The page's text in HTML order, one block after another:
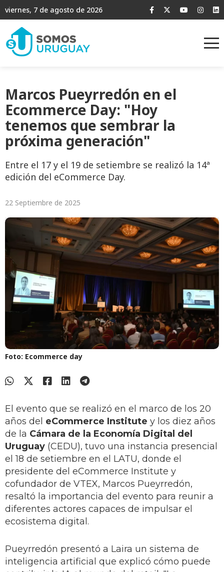
viernes, 7 de agosto de 2026
Marcos Pueyrredón en el
Ecommerce Day: "Hoy
tenemos que sembrar la
próxima generación"
Entre el 17 y el 19 de setiembre se realizó la 14ª
edición del eCommerce Day.
22 Septiembre de 2025
Foto: Ecommerce day
El evento que se realizó en el marco de los 20
años del eCommerce Institute y los diez años
de la Cámara de la Economía Digital del
Uruguay (CEDU), tuvo una instancia presencial
el 18 de setiembre en el LATU, donde el
presidente del eCommerce Institute y
cofundador de VTEX, Marcos Pueyrredón,
resaltó la importancia del evento para reunir a
diferentes actores capaces de impulsar el
ecosistema digital.
Pueyrredón presentó a Laira un sistema de
inteligencia artificial que explicó cómo puede